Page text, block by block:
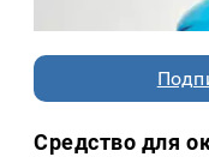
Средство для